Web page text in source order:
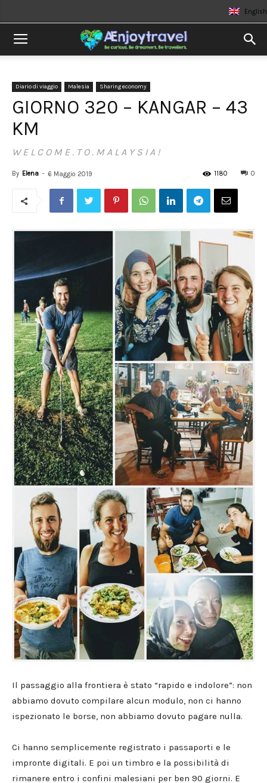
English
Diario di viaggio Malesia Sharing economy
GIORNO 320 – KANGAR – 43
KM
W E L C O M E . T O . M A L A Y S I A !
By Elena - 6 Maggio 2019 0
1180
Il passaggio alla frontiera è stato “rapido e indolore”: non
abbiamo dovuto compilare alcun modulo, non ci hanno
ispezionato le borse, non abbiamo dovuto pagare nulla.
Ci hanno semplicemente registrato i passaporti e le
impronte digitali. E poi un timbro e la possibilità di
rimanere entro i confini malesiani per ben 90 giorni. E